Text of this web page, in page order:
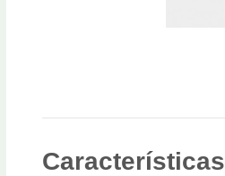
Características